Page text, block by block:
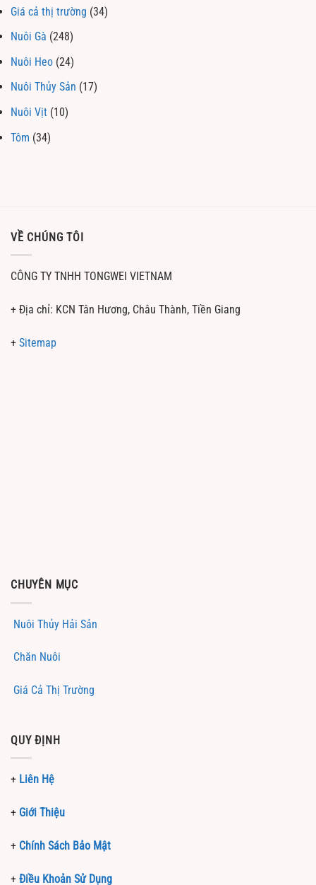
Giá cả thị trường (34)
Nuôi Gà (248)
Nuôi Heo (24)
Nuôi Thủy Sản (17)
Nuôi Vịt (10)
Tôm (34)
VỀ CHÚNG TÔI
CÔNG TY TNHH TONGWEI VIETNAM
+ Địa chỉ: KCN Tân Hương, Châu Thành, Tiền Giang
+ Sitemap
CHUYÊN MỤC
Nuôi Thủy Hải Sản
Chăn Nuôi
Giá Cả Thị Trường
QUY ĐỊNH
+ Liên Hệ
+ Giới Thiệu
+ Chính Sách Bảo Mật
+ Điều Khoản Sử Dụng